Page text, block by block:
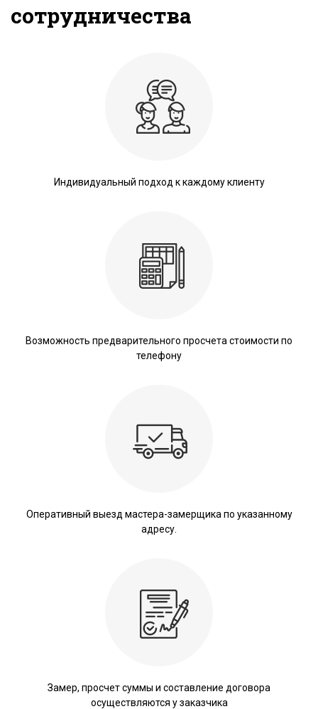
сотрудничества
Индивидуальный подход к каждому клиенту
Возможность предварительного просчета стоимости по
телефону
Оперативный выезд мастера-замерщика по указанному
адресу.
Замер, просчет суммы и составление договора
осуществляются у заказчика